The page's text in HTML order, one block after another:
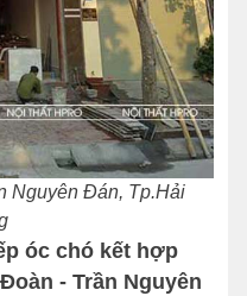
Nguyên Đán, Tp.Hải
óc chó kết hợp
- Trần Nguyên